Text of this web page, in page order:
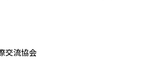
交流協会